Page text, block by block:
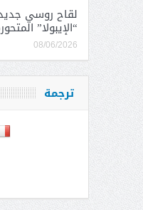
لقاح روسي
“الإيبولا”
08/06/2026
ترجمة